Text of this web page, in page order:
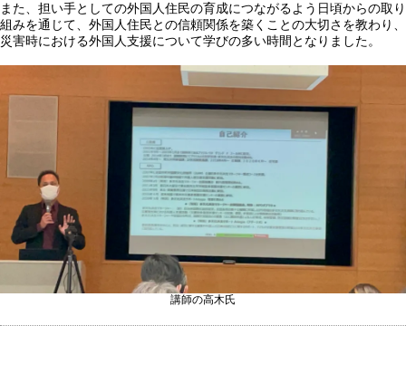
また、担い手としての外国人住民の育成につながるよう日頃からの取り
組みを通じて、外国人住民との信頼関係を築くことの大切さを教わり、
災害時における外国人支援について学びの多い時間となりました。
講師の高木氏